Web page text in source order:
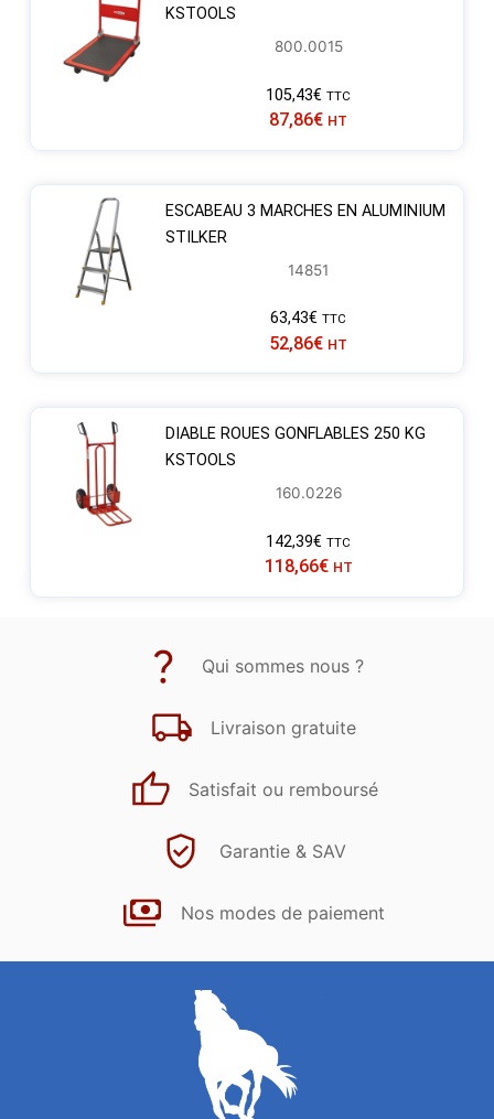
KSTOOLS
800.0015
105,43€ TTC
87,86€ HT
ESCABEAU 3 MARCHES EN ALUMINIUM
STILKER
14851
63,43€ TTC
52,86€ HT
DIABLE ROUES GONFLABLES 250 KG
KSTOOLS
160.0226
142,39€ TTC
118,66€ HT
Qui sommes nous ?
Livraison gratuite
Satisfait ou remboursé
Garantie & SAV
Nos modes de paiement